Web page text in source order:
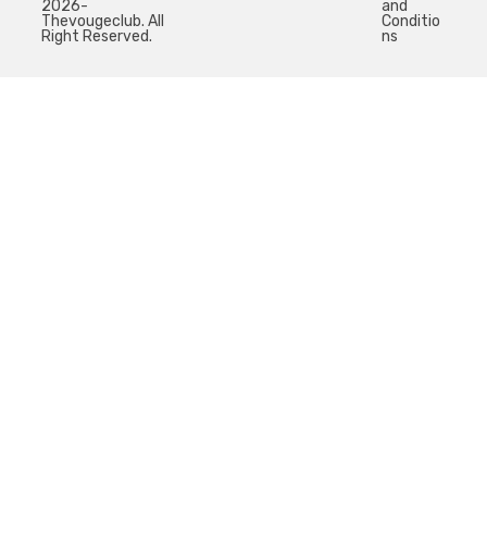
2026-
Thevougeclub. All
Right Reserved.
and
Conditio
ns